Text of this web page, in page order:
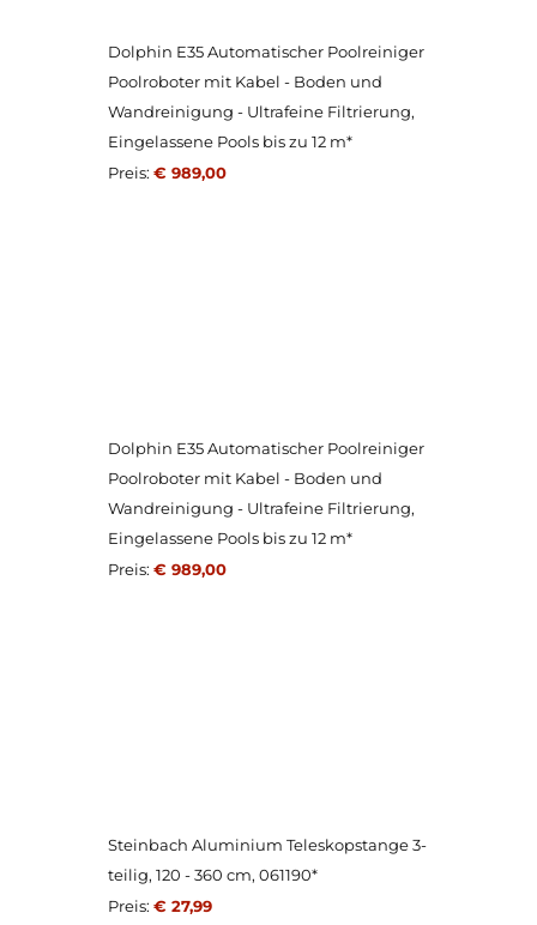
Dolphin E35 Automatischer Poolreiniger
Poolroboter mit Kabel - Boden und
Wandreinigung - Ultrafeine Filtrierung,
Eingelassene Pools bis zu 12 m*
Preis: € 989,00
Dolphin E35 Automatischer Poolreiniger
Poolroboter mit Kabel - Boden und
Wandreinigung - Ultrafeine Filtrierung,
Eingelassene Pools bis zu 12 m*
Preis: € 989,00
Steinbach Aluminium Teleskopstange 3-
teilig, 120 - 360 cm, 061190*
Preis: € 27,99